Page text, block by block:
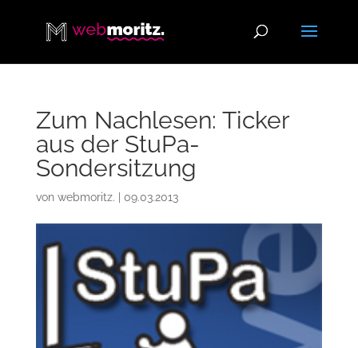
Zum Nachlesen: Ticker
aus der StuPa-
Sondersitzung
von webmoritz. 09.03.2013